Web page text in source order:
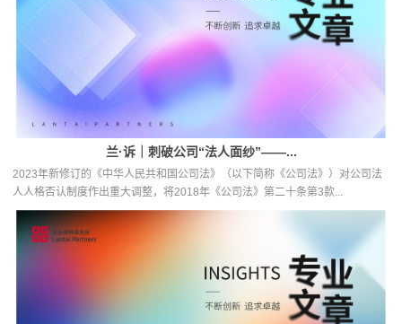
兰·诉｜刺破公司“法人面纱”——...
2023年新修订的《中华人民共和国公司法》（以下简称《公司法》）对公司法
人人格否认制度作出重大调整，将2018年《公司法》第二十条第3款...